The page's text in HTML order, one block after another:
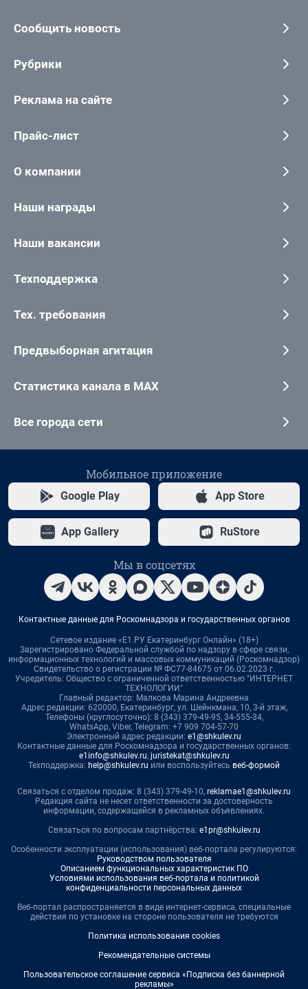
Сообщить новость
Рубрики
Реклама на сайте
Прайс-лист
О компании
Наши награды
Наши вакансии
Техподдержка
Тех. требования
Предвыборная агитация
Статистика канала в MAX
Все города сети
Мобильное приложение
Google Play App Store
App Gallery RuStore
Мы в соцсетях
Контактные данные для Роскомнадзора и государственных органов
Сетевое издание «Е1.РУ Екатеринбург Онлайн» (18+)
Зарегистрировано Федеральной службой по надзору в сфере связи,
информационных технологий и массовых коммуникаций (Роскомнадзор)
Свидетельство о регистрации № ФС77-84675 от 06.02.2023 г.
Учредитель: Общество с ограниченной ответственностью "ИНТЕРНЕТ
ТЕХНОЛОГИИ"
Главный редактор: Малкова Марина Андреевна
Адрес редакции: 620000, Екатеринбург, ул. Шейнкмана, 10, 3-й этаж,
Телефоны (круглосуточно): 8 (343) 379-49-95, 34-555-34,
WhatsApp, Viber, Telegram: +7 909 704-57-70
Электронный адрес редакции: e1@shkulev.ru
Контактные данные для Роскомнадзора и государственных органов:
e1info@shkulev.ru, juristekat@shkulev.ru
Техподдержка: help@shkulev.ru или воспользуйтесь веб-формой
Связаться с отделом продаж: 8 (343) 379-49-10, reklamae1@shkulev.ru
Редакция сайта не несет ответственности за достоверность
информации, содержащейся в рекламных объявлениях.
Связаться по вопросам партнёрства: e1pr@shkulev.ru
Особенности эксплуатации (использования) веб-портала регулируются:
Руководством пользователя
Описанием функциональных характеристик ПО
Условиями использования веб-портала и политикой
конфиденциальности персональных данных
Веб-портал распространяется в виде интернет-сервиса, специальные
действия по установке на стороне пользователя не требуются
Политика использования cookies
Рекомендательные системы
Пользовательское соглашение сервиса «Подписка без баннерной
рекламы»